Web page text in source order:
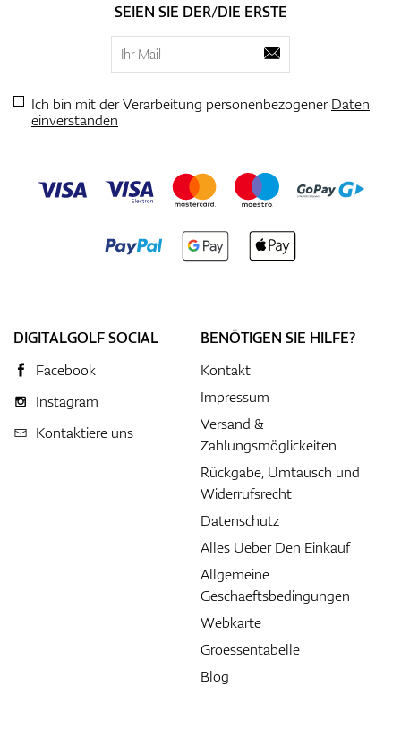
SEIEN SIE DER/DIE ERSTE
Ich bin mit der Verarbeitung personenbezogenerDaten
einverstanden
DIGITALGOLF SOCIAL
Facebook
Instagram
Kontaktiere uns
BENÖTIGEN SIE HILFE?
Kontakt
Impressum
Versand &
Zahlungsmöglickeiten
Rückgabe, Umtausch und
Widerrufsrecht
Datenschutz
Alles Ueber Den Einkauf
Allgemeine
Geschaeftsbedingungen
Webkarte
Groessentabelle
Blog